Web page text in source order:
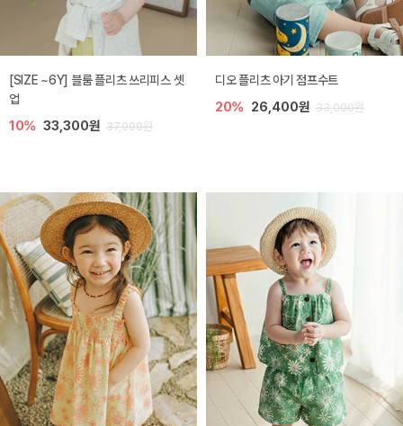
[SIZE ~6Y] 블룸 플리츠 쓰리피스 셋
업
10% 33,300원 37,000원
디오 플리츠 아기 점프수트
20% 26,400원 33,000원